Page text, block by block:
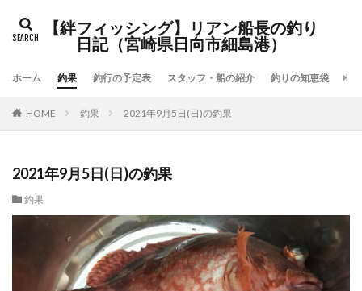
【絆フィッシング】リアン船長の釣り
日記（宮崎県日向市細島港）
ホーム 釣果 釣行の予定表 スタッフ・船の紹介 釣りの知恵袋 「
HOME 釣果 2021年9月5日(日)の釣果
2021年9月5日(日)の釣果
釣果
検索